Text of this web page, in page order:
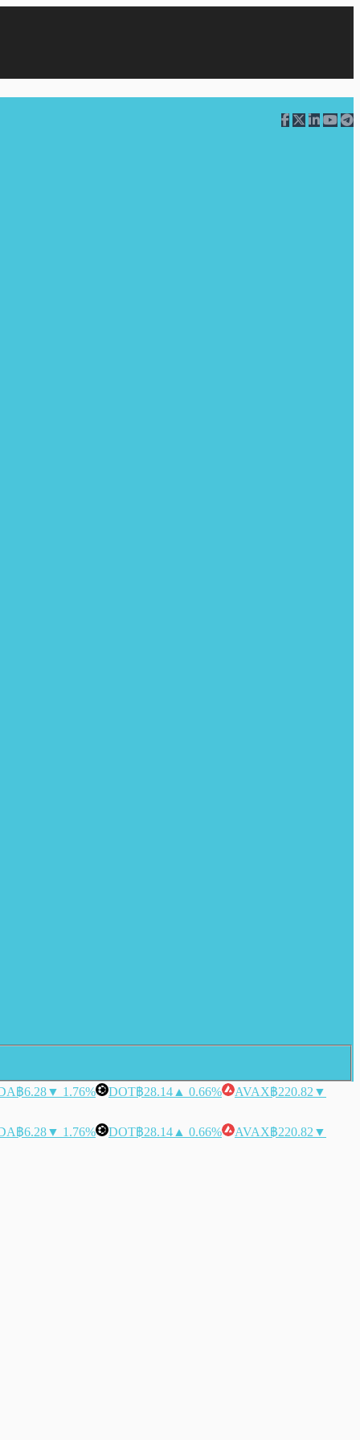
฿6.28▼ 1.76% DOT฿28.14 ▲ 0.66% AVAX฿220.82 ▼
฿6.28▼ 1.76% DOT฿28.14 ▲ 0.66% AVAX฿220.82 ▼